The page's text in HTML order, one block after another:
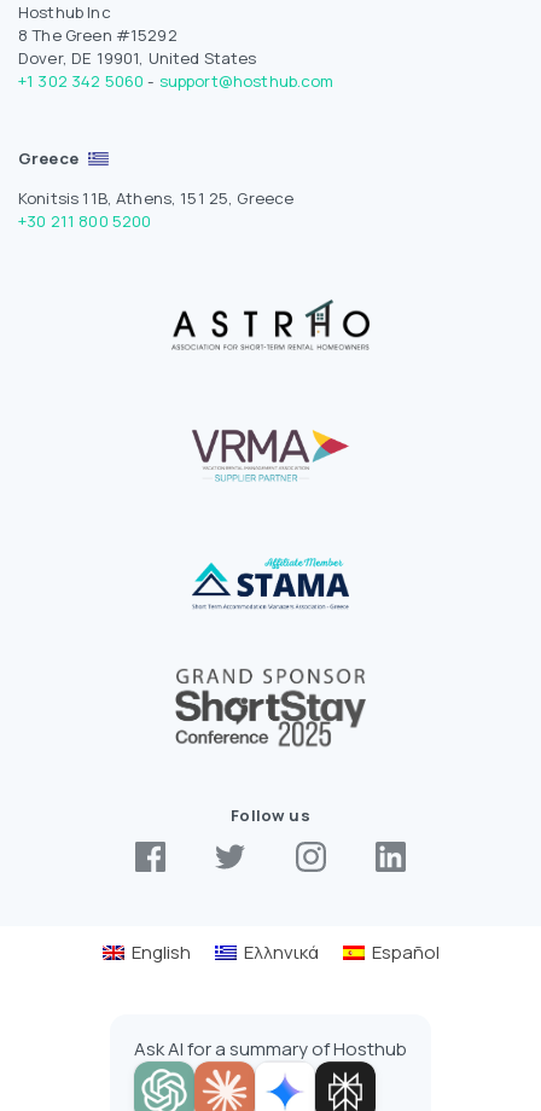
Hosthub Inc
8 The Green #15292
Dover, DE 19901, United States
+1 302 342 5060 - support@hosthub.com
Greece
Konitsis 11B, Athens, 151 25, Greece
+30 211 800 5200
Follow us
English Ελληνικά Español
Ask AI for a summary of Hosthub